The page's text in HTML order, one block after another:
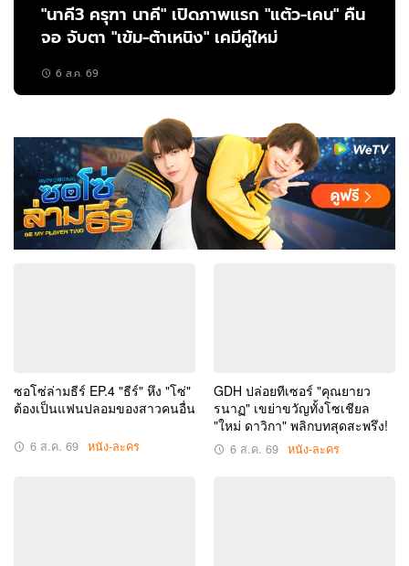
"นาคี3 ครุฑา นาคี" เปิดภาพแรก "แต้ว-เคน" คืน
จอ จับตา "เข้ม-ต้าเหนิง" เคมีคู่ใหม่
6 ส.ค. 69
ซอโซ่ล่ามธีร์ EP.4 "ธีร์" หึง "โซ่"
ต้องเป็นแฟนปลอมของสาวคนอื่น
6 ส.ค. 69 หนัง-ละคร
GDH ปล่อยทีเซอร์ "คุณยายว
รนาฏ" เขย่าขวัญทั้งโซเชียล
"ใหม่ ดาวิกา" พลิกบทสุดสะพรึง!
6 ส.ค. 69 หนัง-ละคร